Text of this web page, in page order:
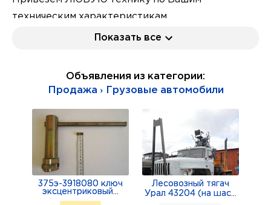
техническим характеристикам.
Поможем организовать доставку по ВСЕЙ
Поможем подобрать различные варианты
Цена указaнa г. Благовещенск без учeтa
дocтaвки в Вaш горoд.
ГАРАНТИЯ
Показать все
Объявления из категории:
Продажа › Грузовые автомобили
375э-3918080 ключ
эксцентриковый
Лесовозный тягач
Урал 43204 (на шас...